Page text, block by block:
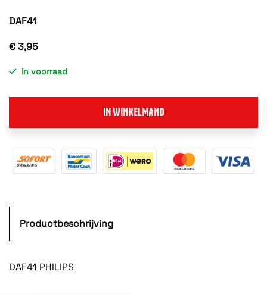
DAF41
€ 3,95
in voorraad
IN WINKELMAND
Productbeschrijving
DAF41 PHILIPS